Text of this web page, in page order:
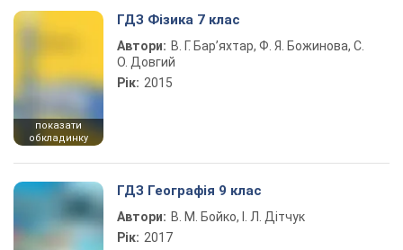
показати
обкладинку
ГДЗ Фізика 7 клас
Автори: В. Г. Бар’яхтар, Ф. Я. Божинова, С.
О. Довгий
Рік: 2015
ГДЗ Географія 9 клас
Автори: В. М. Бойко, І. Л. Дітчук
Рік: 2017